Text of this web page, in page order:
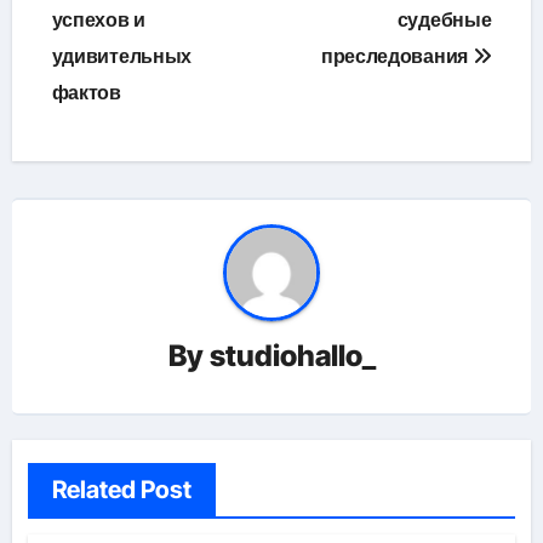
успехов и
удивительных
фактов
судебные
преследования
Bystudiohallo_
Related Post